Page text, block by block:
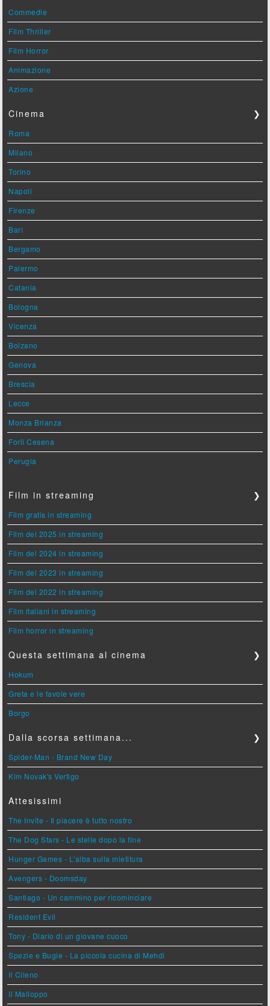
Commedie
Film Thriller
Film Horror
Animazione
Azione
Cinema ❯
Roma
Milano
Torino
Napoli
Firenze
Bari
Bergamo
Palermo
Catania
Bologna
Vicenza
Bolzano
Genova
Brescia
Lecce
Monza Brianza
Forlì Cesena
Perugia
Film in streaming ❯
Film gratis in streaming
Film del 2025 in streaming
Film del 2024 in streaming
Film del 2023 in streaming
Film del 2022 in streaming
Film italiani in streaming
Film horror in streaming
Questa settimana al cinema ❯
Hokum
Greta e le favole vere
Borgo
Dalla scorsa settimana... ❯
Spider-Man - Brand New Day
Kim Novak's Vertigo
Attesissimi
The Invite - Il piacere è tutto nostro
The Dog Stars - Le stelle dopo la fine
Hunger Games - L'alba sulla mietitura
Avengers - Doomsday
Santiago - Un cammino per ricominciare
Resident Evil
Tony - Diario di un giovane cuoco
Spezie e Bugie - La piccola cucina di Mehdi
Il Cileno
Il Malloppo